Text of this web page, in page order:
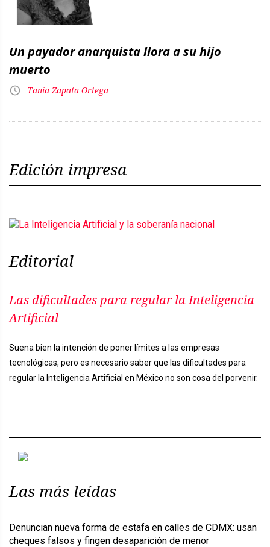
Un payador anarquista llora a su hijo
muerto
Tania Zapata Ortega
Edición impresa
Editorial
Las dificultades para regular la Inteligencia
Artificial
Suena bien la intención de poner límites a las empresas
tecnológicas, pero es necesario saber que las dificultades para
regular la Inteligencia Artificial en México no son cosa del porvenir.
Las más leídas
Denuncian nueva forma de estafa en calles de CDMX: usan
cheques falsos y fingen desaparición de menor